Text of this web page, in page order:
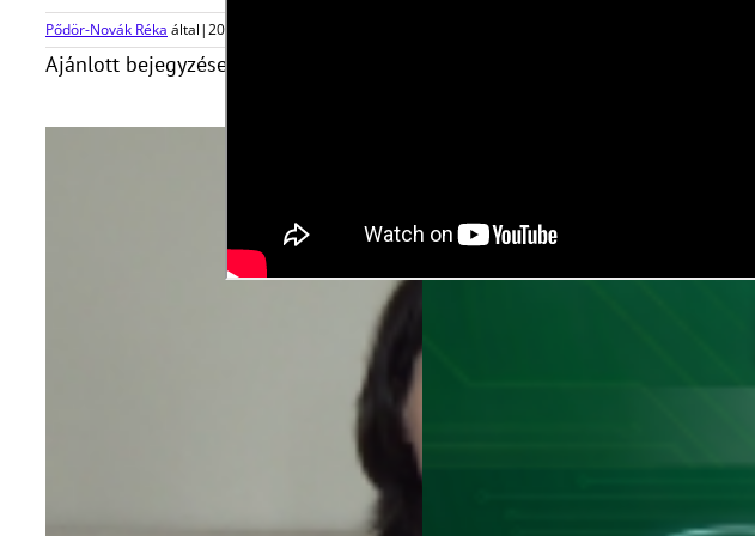
Pődör-Novák Réka által|2018-11-21T15:32:50+01:00
Ajánlott bejegyzések